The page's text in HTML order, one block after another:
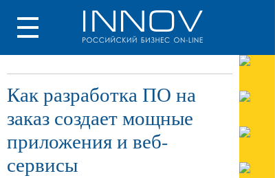
Как разработка ПО на
заказ создает мощные
приложения и веб-
сервисы